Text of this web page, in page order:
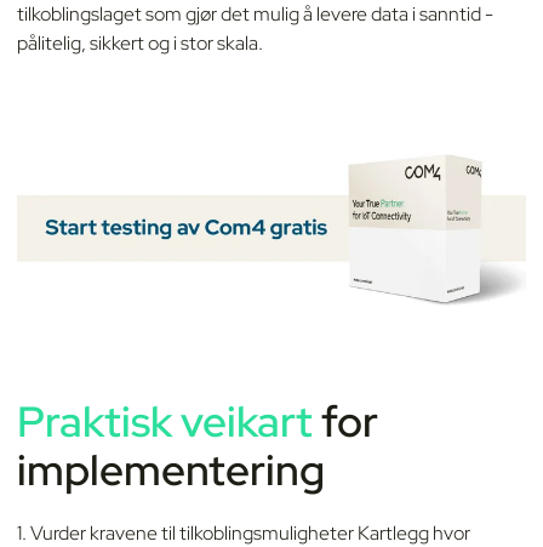
tilkoblingslaget som gjør det mulig å levere data i sanntid -
pålitelig, sikkert og i stor skala.
Praktisk veikartfor
implementering
1. Vurder kravene til tilkoblingsmuligheter Kartlegg hvor